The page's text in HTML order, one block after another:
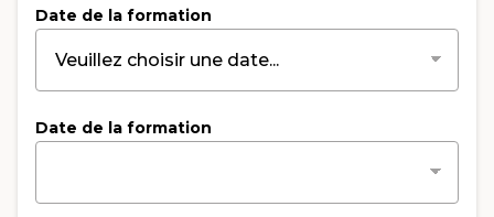
Date de la formation
Date de la formation